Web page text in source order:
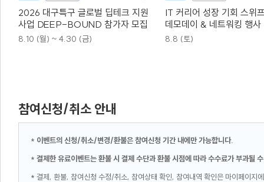
2026 대구특구 글로벌 딥테크 지원
사업 DEEP-BOUND 참가자 모집
8.10 (월) ~ 4.30 (금)
IT 커리어 성장 기회 스위
데모데이 & 네트워킹 행
8/8 토)
8.8 (토)
참여신청/취소 안내
* 이벤트의 신청/취소/변경/환불은 참여신청 기간 내에만 가능합니다.
* 결제한 유료이벤트는 환불 시 결제 수단과 환불 시점에 따라 수수료가 부과될
* 결제, 환불, 참여신청 수정/취소, 참여상태 확인, 참여내역 확인은 마이페이지